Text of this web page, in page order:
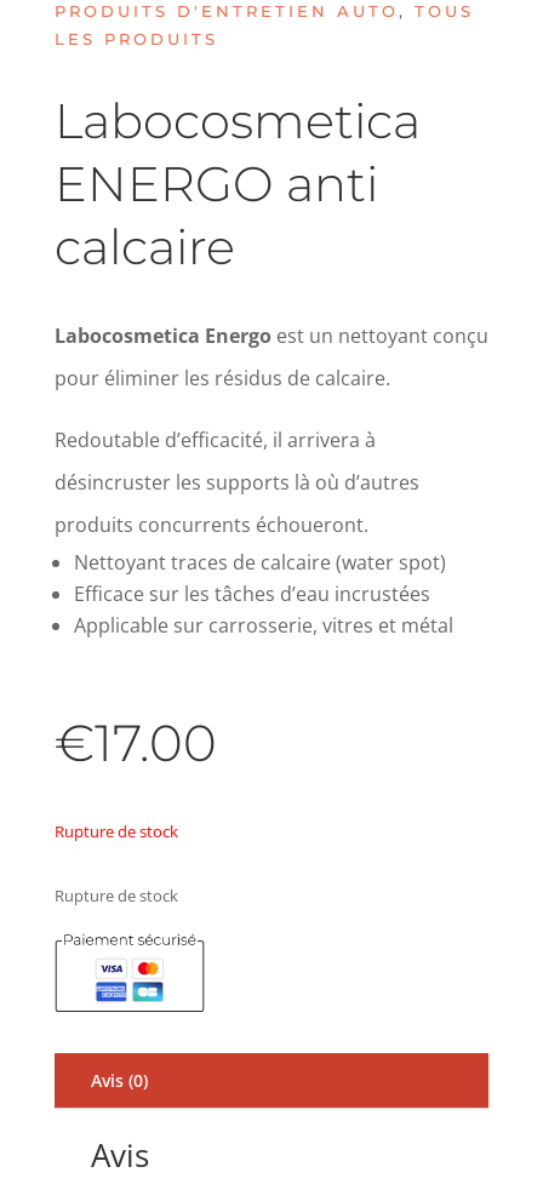
PRODUITS D'ENTRETIEN AUTO , TOUS
LES PRODUITS
Labocosmetica
ENERGO anti
calcaire
Labocosmetica Energoest un nettoyant conçu
pour éliminer les résidus de calcaire.
Redoutable d’efficacité, il arrivera à
désincruster les supports là où d’autres
produits concurrents échoueront.
Nettoyant traces de calcaire (water spot)
Efficace sur les tâches d’eau incrustées
Applicable sur carrosserie, vitres et métal
€17.00
Rupture de stock
Rupture de stock
Avis (0)
Avis